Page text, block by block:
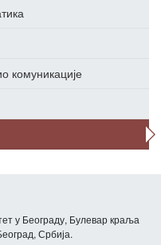
комуникације
у Београду, Булевар краља
Србија.